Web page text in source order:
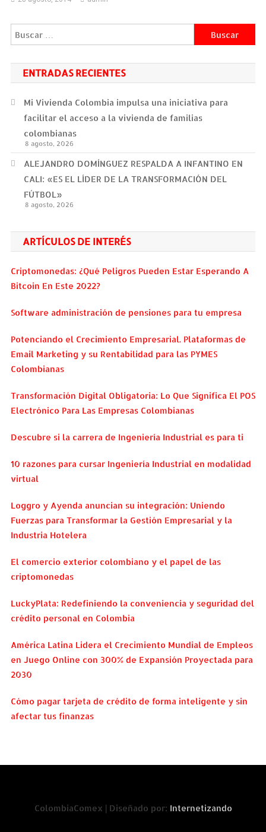
Buscar:
ENTRADAS RECIENTES
Mi Vivienda Colombia impulsa una iniciativa para
facilitar el acceso a la vivienda de familias
colombianas
8 agosto, 2026
ALEJANDRO DOMÍNGUEZ RESPALDA A INFANTINO EN
CALI: «ES EL LÍDER DE LA TRANSFORMACIÓN DEL
FÚTBOL»
8 agosto, 2026
ARTÍCULOS DE INTERÉS
Criptomonedas: ¿Qué Peligros Pueden Estar Esperando A
Bitcoin En Este 2022?
Software administración de pensiones para tu empresa
Potenciando el Crecimiento Empresarial. Plataformas de
Email Marketing y su Rentabilidad para las PYMES
Colombianas
Transformación Digital Obligatoria: Lo Que Significa El POS
Electrónico Para Las Empresas Colombianas
Descubre si la carrera de Ingeniería Industrial es para ti
10 razones para cursar Ingeniería Industrial en modalidad
virtual
Loggro y Ayenda anuncian su integración: Uniendo
Fuerzas para Transformar la Gestión Empresarial y la
Industria Hotelera
El comercio exterior colombiano y el papel de las
criptomonedas
LuckyPlata: Redefiniendo la conveniencia y seguridad del
crédito personal en Colombia
América Latina Lidera el Crecimiento Mundial de Empleos
en Juego Online con 300% de Expansión Proyectada para
2030
Cómo pagar tarjeta de crédito de forma inteligente y sin
afectar tus finanzas
ColombiaComex | Diseñado por: Internetizando